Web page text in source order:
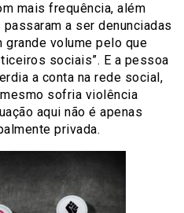
mais frequência, além
a ser denunciadas
grande volume pelo que
sociais”. E a pessoa
a conta na rede social,
sofria violência
aqui não é apenas
privada.